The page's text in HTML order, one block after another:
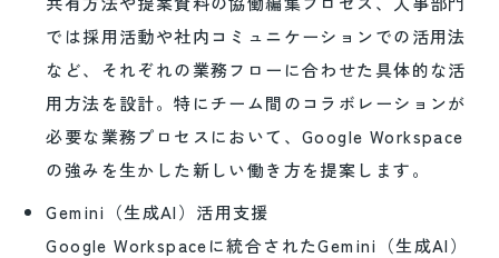
では採用活動や社内コミュニケーションでの活用法
など、それぞれの業務フローに合わせた具体的な活
用方法を設計。特にチーム間のコラボレーションが
必要な業務プロセスにおいて、Google Workspace
の強みを生かした新しい働き方を提案します。
Gemini（生成AI）活用支援
Google Workspaceに統合されたGemini（生成AI）